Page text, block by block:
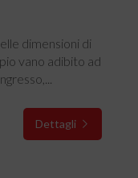
dimensioni di
vano adibito ad
Dettagli